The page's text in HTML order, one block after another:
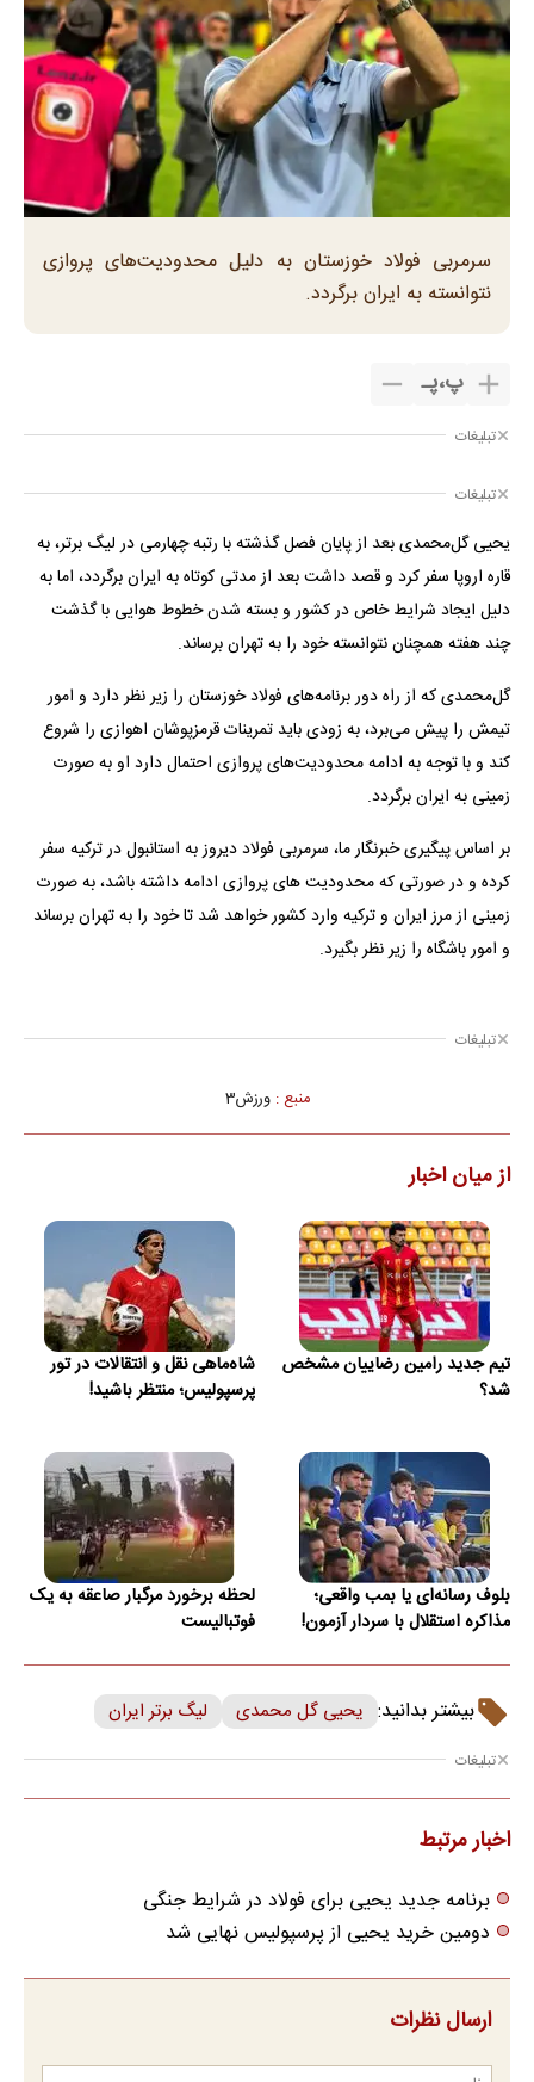
سرمربی فولاد خوزستان به دلیل محدودیت‌های پروازی
نتوانسته به ایران برگردد.
پ،پـ
تبلیغات
تبلیغات
​یحیی گل‌محمدی بعد از پایان فصل گذشته با رتبه چهارمی در لیگ برتر، به
قاره اروپا سفر کرد و قصد داشت بعد از مدتی کوتاه به ایران برگردد، اما به
دلیل ایجاد شرایط خاص در کشور و بسته شدن خطوط هوایی با گذشت
چند هفته همچنان نتوانسته خود را به تهران برساند.
گل‌محمدی که از راه دور برنامه‌های فولاد خوزستان را زیر نظر دارد و امور
تیمش را پیش می‌برد، به زودی باید تمرینات قرمزپوشان اهوازی را شروع
کند و با توجه به ادامه محدودیت‌های پروازی احتمال دارد او به صورت
زمینی به ایران برگردد.
بر اساس پیگیری خبرنگار ما، سرمربی فولاد دیروز به استانبول در ترکیه سفر
کرده و در صورتی که محدودیت های پروازی ادامه داشته باشد، به صورت
زمینی از مرز ایران و ترکیه وارد کشور خواهد شد تا خود را به تهران برساند
و امور باشگاه را زیر نظر بگیرد.
تبلیغات
منبع :ورزش3
از میان اخبار
تیم جدید رامین رضاییان مشخص
شد؟
شاه‌ماهی نقل و انتقالات در تور
پرسپولیس؛ منتظر باشید!
بلوف رسانه‌ای یا بمب واقعی؛
مذاکره استقلال با سردار آزمون!
لحظه برخورد مرگبار صاعقه به یک
فوتبالیست
بیشتر بدانید: یحیی گل محمدی لیگ برتر ایران
تبلیغات
اخبار مرتبط
برنامه جدید یحیی برای فولاد در شرایط جنگی
دومین خرید یحیی از پرسپولیس نهایی شد
ارسال نظرات